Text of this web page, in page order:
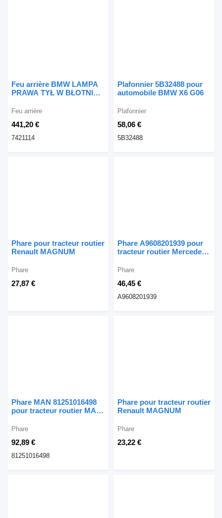
Feu arrière BMW LAMPA
PRAWA TYŁ W BŁOTNIK
automobile BMW X6 G06
441,20 €
Feu arrière
7421114
Plafonnier 5B32488 pour
automobile BMW X6 G06
58,06 €
Plafonnier
5B32488
Phare pour tracteur routier
Renault MAGNUM
27,87 €
Phare
Phare A9608201939 pour
tracteur routier Mercedes-
ANTOS
46,45 €
Phare
A9608201939
Phare MAN 81251016498
pour tracteur routier MAN
92,89 €
Phare
81251016498
Phare pour tracteur routier
Renault MAGNUM
23,22 €
Phare